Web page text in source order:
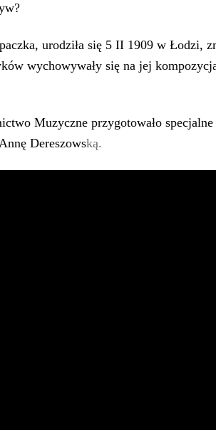
urodziła się 5 II 1909 w Łodzi,
wychowywały się na jej
Muzyczne przygotowało
Dereszowską.